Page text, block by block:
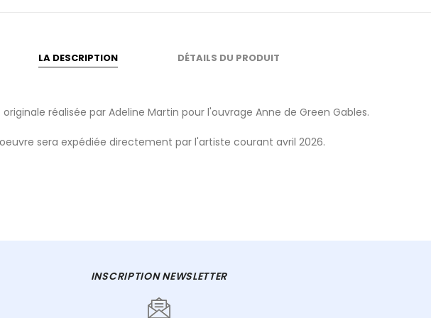
LA DESCRIPTION DÉTAILS DU PRODUIT
réalisée par Adeline Martin pour l'ouvrage Anne de Green Gables.
sera expédiée directement par l'artiste courant avril 2026.
INSCRIPTION NEWSLETTER